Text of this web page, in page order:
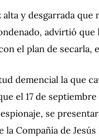
alta y desgarrada
advirtió que
el plan de secarla,
demencial la que
el 17 de
se
la Compañía de